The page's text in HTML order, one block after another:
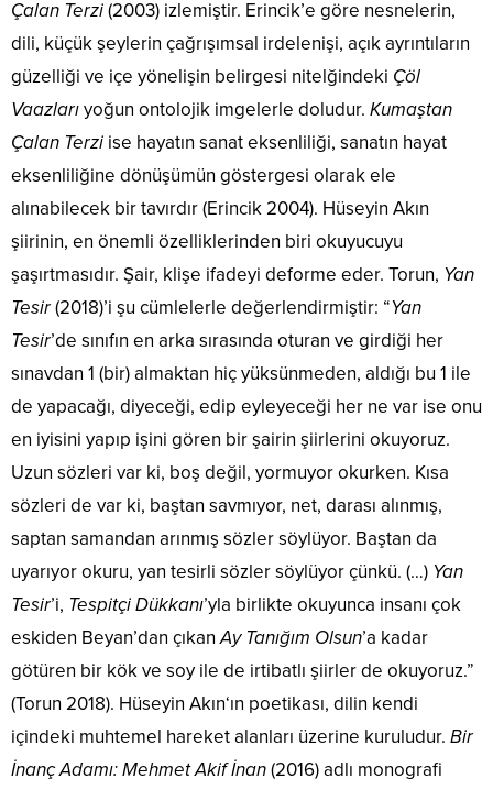
Çalan Terzi(2003) izlemiştir. Erincik’e göre nesnelerin,
dili, küçük şeylerin çağrışımsal irdelenişi, açık ayrıntıların
güzelliği ve içe yönelişin belirgesi nitelğindeki Çöl
Vaazlarıyoğun ontolojik imgelerle doludur. Kumaştan
Çalan Terzi ise hayatın sanat eksenliliği, sanatın hayat
eksenliliğine dönüşümün göstergesi olarak ele
alınabilecek bir tavırdır (Erincik 2004). Hüseyin Akın
şiirinin, en önemli özelliklerinden biri okuyucuyu
şaşırtmasıdır. Şair, klişe ifadeyi deforme eder. Torun, Yan
Tesir(2018)’i şu cümlelerle değerlendirmiştir: “Yan
Tesir’de sınıfın en arka sırasında oturan ve girdiği her
sınavdan 1 (bir) almaktan hiç yüksünmeden, aldığı bu 1 ile
de yapacağı, diyeceği, edip eyleyeceği her ne var ise onu
en iyisini yapıp işini gören bir şairin şiirlerini okuyoruz.
Uzun sözleri var ki, boş değil, yormuyor okurken. Kısa
sözleri de var ki, baştan savmıyor, net, darası alınmış,
saptan samandan arınmış sözler söylüyor. Baştan da
uyarıyor okuru, yan tesirli sözler söylüyor çünkü. (…) Yan
Tesir’i, Tespitçi Dükkanı’yla birlikte okuyunca insanı çok
eskiden Beyan’dan çıkanAy Tanığım Olsun’a kadar
götüren bir kök ve soy ile de irtibatlı şiirler de okuyoruz.”
(Torun 2018). Hüseyin Akın‘ın poetikası, dilin kendi
içindeki muhtemel hareket alanları üzerine kuruludur. Bir
İnanç Adamı: Mehmet Akif İnan(2016) adlı monografi